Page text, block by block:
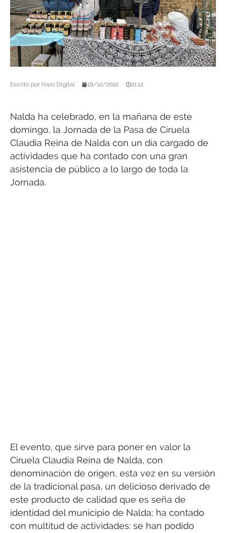
Escrito por Haro Digital 18/12/2022 21:12
Nalda ha celebrado, en la mañana de este
domingo, la Jornada de la Pasa de Ciruela
Claudia Reina de Nalda con un día cargado de
actividades que ha contado con una gran
asistencia de público a lo largo de toda la
Jornada.
El evento, que sirve para poner en valor la
Ciruela Claudia Reina de Nalda, con
denominación de origen, esta vez en su versión
de la tradicional pasa, un delicioso derivado de
este producto de calidad que es seña de
identidad del municipio de Nalda; ha contado
con multitud de actividades: se han podido